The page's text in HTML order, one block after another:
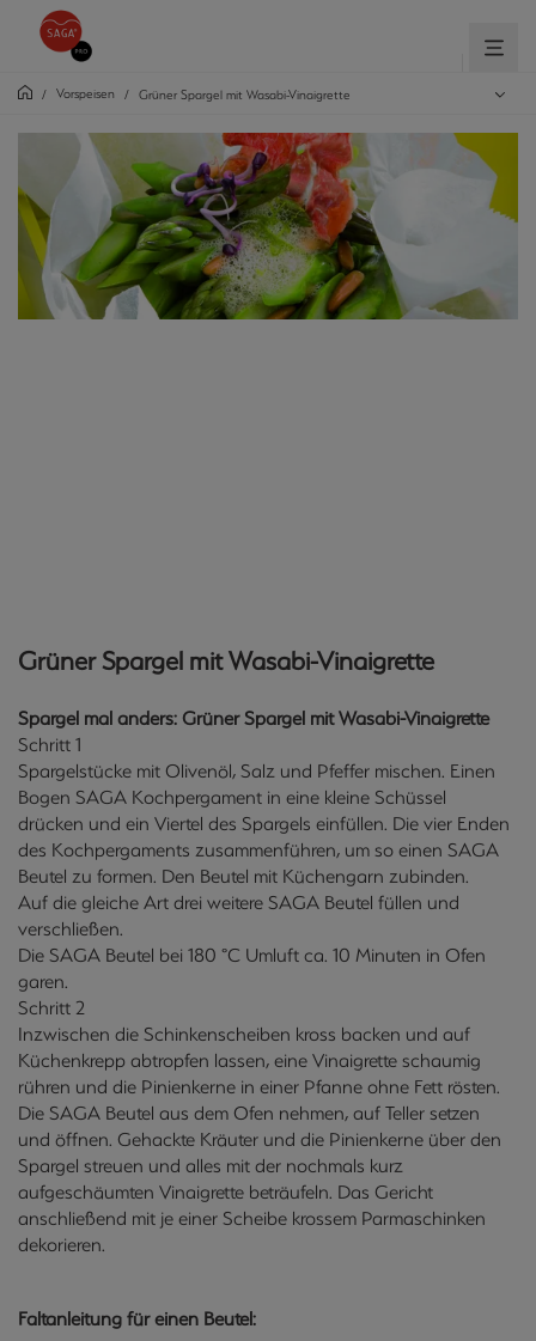
/ Vorspeisen / Grüner Spargel mit Wasabi-Vinaigrette
Grüner Spargel mit Wasabi-Vinaigrette
Spargel mal anders: Grüner Spargel mit Wasabi-Vinaigrette
Schritt 1
Spargelstücke mit Olivenöl, Salz und Pfeffer mischen. Einen
Bogen SAGA Kochpergament in eine kleine Schüssel
drücken und ein Viertel des Spargels einfüllen. Die vier Enden
des Kochpergaments zusammenführen, um so einen SAGA
Beutel zu formen. Den Beutel mit Küchengarn zubinden.
Auf die gleiche Art drei weitere SAGA Beutel füllen und
verschließen.
Die SAGA Beutel bei 180 °C Umluft ca. 10 Minuten in Ofen
garen.
Schritt 2
Inzwischen die Schinkenscheiben kross backen und auf
Küchenkrepp abtropfen lassen, eine Vinaigrette schaumig
rühren und die Pinienkerne in einer Pfanne ohne Fett rösten.
Die SAGA Beutel aus dem Ofen nehmen, auf Teller setzen
und öffnen. Gehackte Kräuter und die Pinienkerne über den
Spargel streuen und alles mit der nochmals kurz
aufgeschäumten Vinaigrette beträufeln. Das Gericht
anschließend mit je einer Scheibe krossem Parmaschinken
dekorieren.
Faltanleitung für einen Beutel: